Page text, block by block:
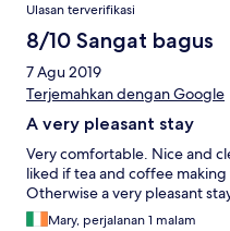
Ulasan terverifikasi
8/10 Sangat bagus
7 Agu 2019
Terjemahkan dengan Google
A very pleasant stay
Very comfortable. Nice and
liked if tea and coffee
Otherwise a very pleasant
Mary, perjalanan 1 malam